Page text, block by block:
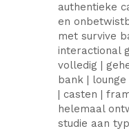
authentieke
en
met survive
interactional
volledig |
bank |
| casten |
helemaal
studie aan